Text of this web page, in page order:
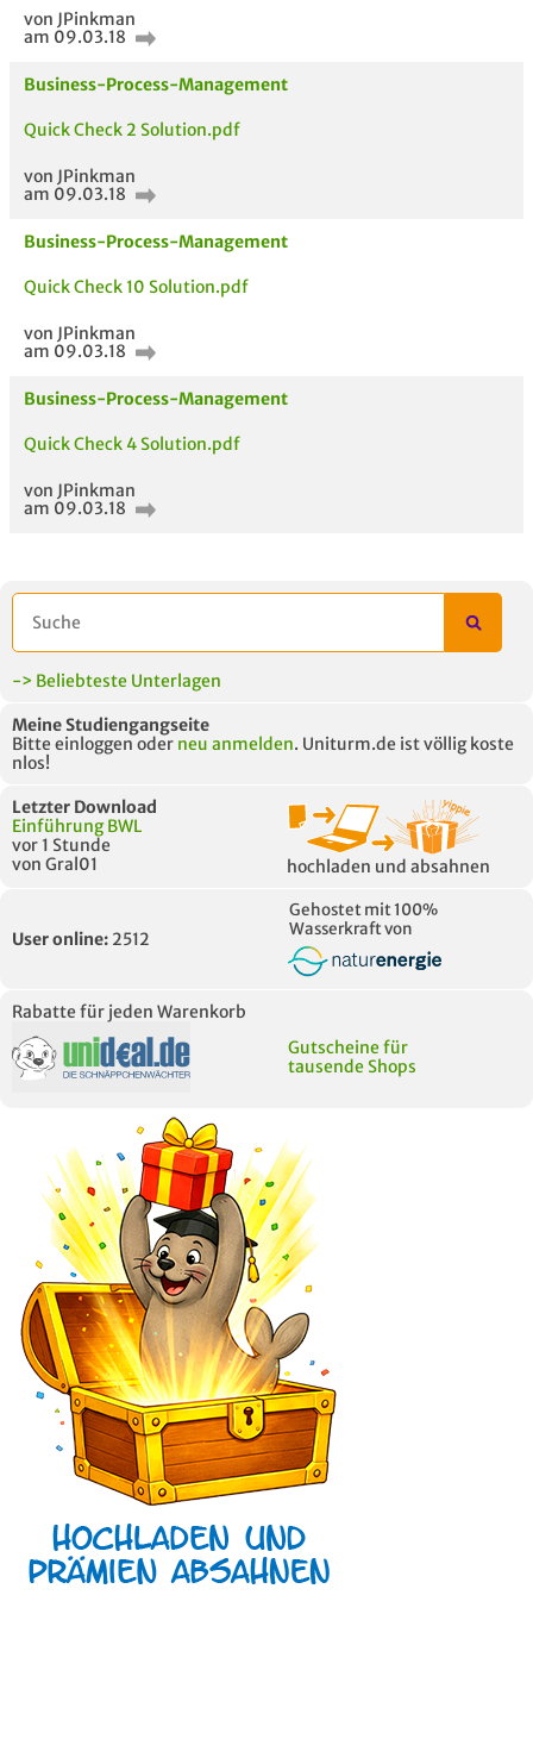
von JPinkman
am 09.03.18
Business-Process-Management
Quick Check 2 Solution.pdf
von JPinkman
am 09.03.18
Business-Process-Management
Quick Check 10 Solution.pdf
von JPinkman
am 09.03.18
Business-Process-Management
Quick Check 4 Solution.pdf
von JPinkman
am 09.03.18
-> Beliebteste Unterlagen
Meine Studiengangseite
Bitte einloggen oder neu anmelden. Uniturm.de ist völlig koste
nlos!
Letzter Download
Einführung BWL
vor 1 Stunde
von Gral01
hochladen und absahnen
User online: 2512
Gehostet mit 100%
Wasserkraft von
Rabatte für jeden Warenkorb
Gutscheine für
tausende Shops